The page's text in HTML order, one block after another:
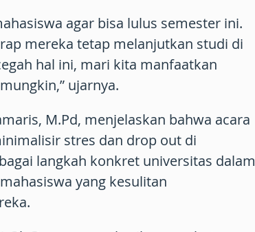
agar bisa lulus semester ini.
mereka tetap melanjutkan studi di
hal ini, mari kita manfaatkan
ujarnya.
M.Pd, menjelaskan bahwa acara
stres dan drop out di
langkah konkret universitas dalam
yang kesulitan